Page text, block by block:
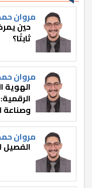
مروان
حين
ثابتًا؟
مروان
الهوية
وصناعة
مروان
الفصيل